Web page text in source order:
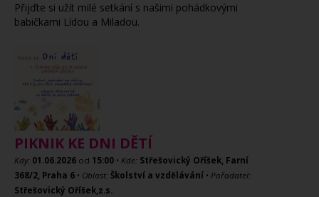
Přijďte si užít milé setkání s našimi pohádkovými
babičkami Lídou a Miladou.
PIKNIK KE DNI DĚTÍ
Kdy: 01.06.2026 od 15:00 • Kde: Střešovický Oříšek, Farní
368/2, Praha 6 • Oblast: Školství a vzdělávání • Pořadatel:
Střešovický Oříšek,z.s.